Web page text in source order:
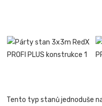
Tento typ stanů jednoduše